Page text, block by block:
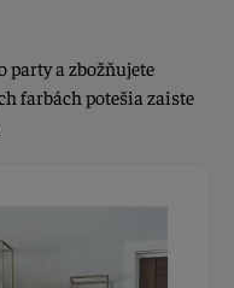
party a zbožňujete
farbách potešia zaiste